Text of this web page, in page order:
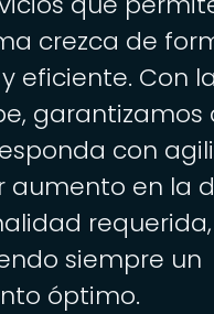
crezca de
eficiente. Con
garantizamos
con
aumento en la
requerida,
siempre un
óptimo.